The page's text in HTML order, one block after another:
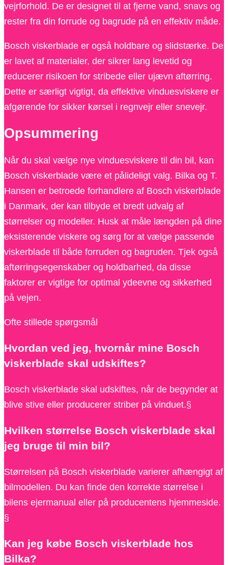
vejrforhold. De er designet til at fjerne vand, snavs og
rester fra din forrude og bagrude på en effektiv måde.
Bosch viskerblade er også holdbare og slidstærke. De
er lavet af materialer, der sikrer lang levetid og
reducerer risikoen for stribede eller ujævn aftørring.
Dette er særligt vigtigt, da effektive vinduesviskere er
afgørende for sikker kørsel i regnvejr eller snevejr.
Opsummering
Når du skal vælge nye vinduesviskere til din bil, kan
Bosch viskerblade være et pålideligt valg. Bilka og T.
Hansen er betroede forhandlere af Bosch viskerblade
i Danmark, der kan tilbyde et bredt udvalg af
størrelser og modeller. Husk at måle længden på dine
eksisterende viskere og sørg for at vælge passende
viskerblade til både forruden og bagruden. Tjek også
aftørringsegenskaber og holdbarhed, da disse
faktorer er vigtige for optimal ydeevne og sikkerhed
på vejen.
Ofte stillede spørgsmål
Hvordan ved jeg, hvornår mine Bosch
viskerblade skal udskiftes?
Bosch viskerblade skal udskiftes, når de begynder at
blive stive eller producerer striber på vinduet.§
Hvilken størrelse Bosch viskerblade skal
jeg bruge til min bil?
Størrelsen på Bosch viskerblade varierer afhængigt af
bilmodellen. Du kan finde den korrekte størrelse i
bilens ejermanual eller på producentens hjemmeside.
§
Kan jeg købe Bosch viskerblade hos
Bilka?